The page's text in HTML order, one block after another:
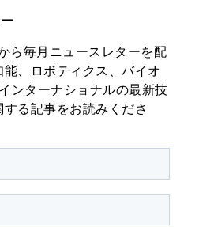
ら毎月ニュースレターを配
、ロボティクス、バイオ
ンターナショナルの最新技
る記事をお読みくださ